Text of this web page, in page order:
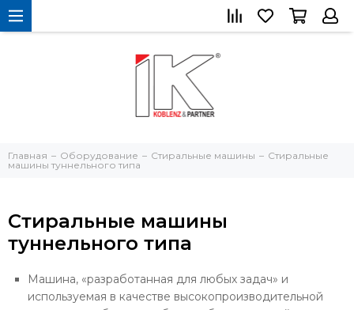
Главная Оборудование Стиральные машины
Стиральные
машины туннельного типа
Стиральные машины
туннельного типа
Машина, «разработанная для любых задач» и
используемая в качестве высокопроизводительной